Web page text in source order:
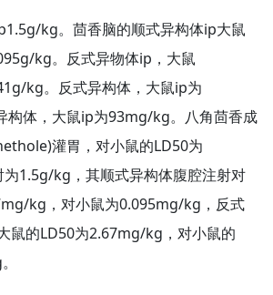
kg。茴香脑的顺式异构体ip大鼠
kg。反式异物体ip，大鼠
kg。反式异构体，大鼠ip为
构体，大鼠ip为93mg/kg。八角茴香成
灌胃，对小鼠的LD50为
1.5g/kg，其顺式异构体腹腔注射对
kg，对小鼠为0.095mg/kg，反式
鼠的LD50为2.67mg/kg，对小鼠的